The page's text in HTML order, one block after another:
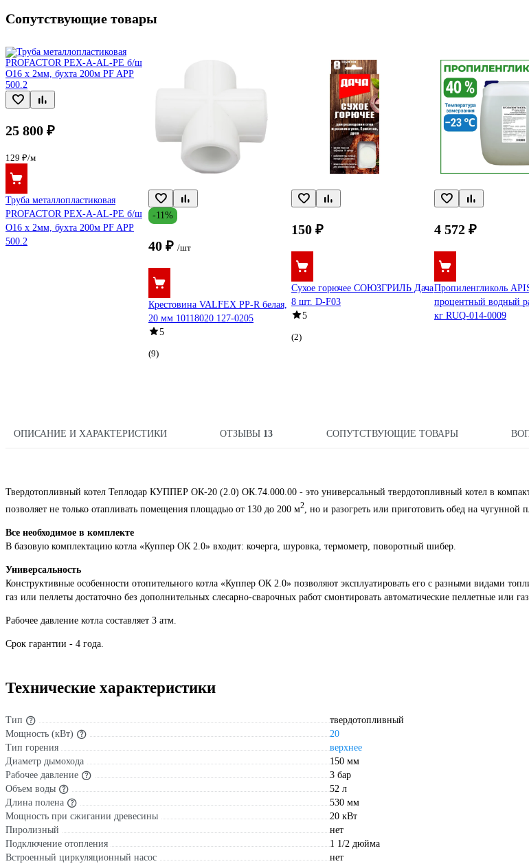
Сопутствующие товары
25 800 ₽
129 ₽/м
Труба металлопластиковая
PROFACTOR PEX-A-AL-PE б/ш
O16 х 2мм, бухта 200м PF APP
500.2
-11%
40 ₽ /шт
Крестовина VALFEX PP-R белая,
20 мм 10118020 127-0205
5
(9)
150 ₽
Сухое горючее СОЮЗГРИЛЬ Дача
8 шт. D-F03
5
(2)
4 572 ₽
Пропиленгликоль
процентный водный
кг RUQ-014-0009
ОПИСАНИЕ И ХАРАКТЕРИСТИКИ ОТЗЫВЫ 13 СОПУТСТВУЮЩИЕ ТОВАРЫ
Твердотопливный котел Теплодар КУППЕР ОК-20 (2.0) ОК.74.000.00 - это универсальный твердотопливный котел в
позволяет не только отапливать помещения площадью от 130 до 200 м2 , но и разогреть или приготовить обед на чугунной
Все необходимое в комплекте
В базовую комплектацию котла «Куппер ОК 2.0» входит: кочерга, шуровка, термометр, поворотный шибер.
Универсальность
Конструктивные особенности отопительного котла «Куппер ОК 2.0» позволяют эксплуатировать его с разными видами
газ или пеллеты достаточно без дополнительных слесарно-сварочных работ смонтировать автоматические пеллетные или
Рабочее давление котла составляет 3 атм.
Срок гарантии - 4 года.
Технические характеристики
Тип
твердотопливный
Мощность (кВт)
20
Тип горения
верхнее
Диаметр дымохода
150 мм
Рабочее давление
3 бар
Объем воды
52 л
Длина полена
530 мм
Мощность при сжигании древесины
20 кВт
Пиролизный
нет
Подключение отопления
1 1/2 дюйма
Встроенный циркуляционный насос
нет